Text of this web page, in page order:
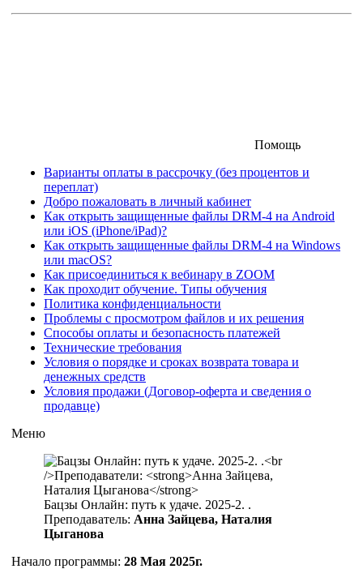
Помощь
Варианты оплаты в рассрочку (без процентов и
переплат)
Добро пожаловать в личный кабинет
Как открыть защищенные файлы DRM-4 на Android
или iOS (iPhone/iPad)?
Как открыть защищенные файлы DRM-4 на Windows
или macOS?
Как присоединиться к вебинару в ZOOM
Как проходит обучение. Типы обучения
Политика конфиденциальности
Проблемы с просмотром файлов и их решения
Способы оплаты и безопасность платежей
Технические требования
Условия о порядке и сроках возврата товара и
денежных средств
Условия продажи (Договор-оферта и сведения о
продавце)
Меню
Бацзы Онлайн: путь к удаче. 2025-2. .
Преподаватель: Анна Зайцева, Наталия
Цыганова
Начало программы: 28 Мая 2025г.